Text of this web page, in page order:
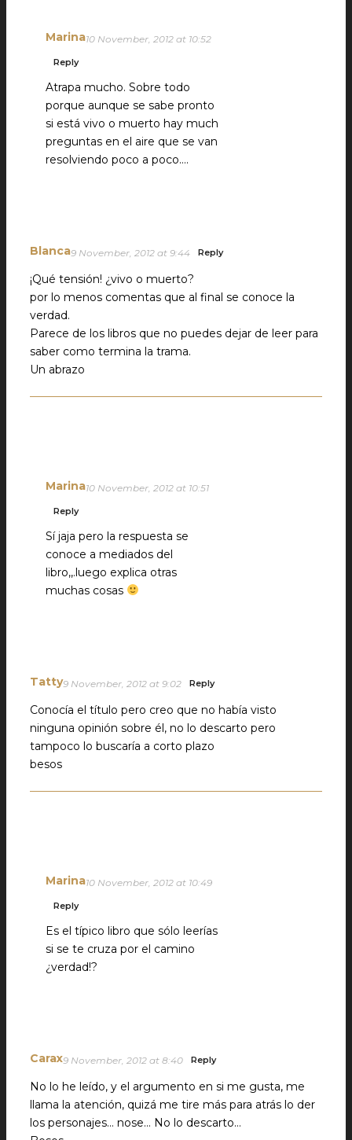
Marina10 November, 2012 at 10:52
Reply
Atrapa mucho. Sobre todo
porque aunque se sabe pronto
si está vivo o muerto hay much
preguntas en el aire que se van
resolviendo poco a poco….
Blanca9 November, 2012 at 9:44 Reply
¡Qué tensión! ¿vivo o muerto?
por lo menos comentas que al final se conoce la
verdad.
Parece de los libros que no puedes dejar de leer para
saber como termina la trama.
Un abrazo
Marina10 November, 2012 at 10:51
Reply
Sí jaja pero la respuesta se
conoce a mediados del
libro,,.luego explica otras
muchas cosas
Tatty9 November, 2012 at 9:02 Reply
Conocía el título pero creo que no había visto
ninguna opinión sobre él, no lo descarto pero
tampoco lo buscaría a corto plazo
besos
Marina10 November, 2012 at 10:49
Reply
Es el típico libro que sólo leerías
si se te cruza por el camino
¿verdad!?
Carax9 November, 2012 at 8:40 Reply
No lo he leído, y el argumento en si me gusta, me
llama la atención, quizá me tire más para atrás lo der
los personajes… nose… No lo descarto…